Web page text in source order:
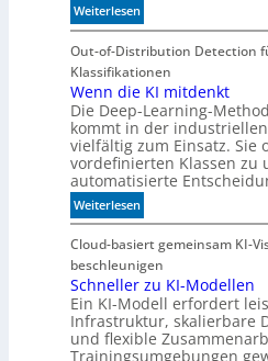
e
u
t
e
n
n
d
i
m
B
i
k
o
m
-
E
S
-
I
n
Weiterlesen:
M
e
h
r
F
e
x
i
b
i
l
i
ä
t
Out-of-Distribution Detection
Klassifikationen
Wenn die KI mitdenkt
Die Deep-Learning-
kommt in der
vielfältig zum Einsatz. Sie
vordefinierten Klassen zu
automatisierte
Weiterlesen:
W
e
n
n
d
i
e
Cloud-basiert gemeinsam KI-
beschleunigen
Schneller zu KI-Modellen
Ein KI-Modell erfordert
Infrastruktur, skalierbare
und flexible
Trainingsumgebungen